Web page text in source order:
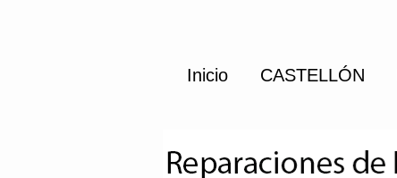
Inicio CASTELLÓN